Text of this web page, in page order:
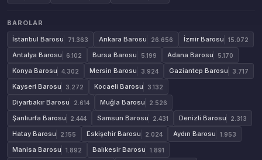
BAROLAR
İstanbul Barosu
71.363 Ankara Barosu 26.656 İzmir Barosu 15.072
Antalya Barosu 6.102 Bursa Barosu 5.199 Adana Barosu 5.170
Konya Barosu 4.302 Mersin Barosu 3.924 Gaziantep Barosu 3.717
Kayseri Barosu 3.272 Kocaeli Barosu 3.132
Diyarbakır Barosu 2.614 Muğla Barosu 2.526
Şanlıurfa Barosu 2.444 Samsun Barosu 2.431 Denizli Barosu 2.313
Hatay Barosu 2.155 Eskişehir Barosu 2.024 Aydın Barosu 1.953
Manisa Barosu 1.892 Balıkesir Barosu 1.891